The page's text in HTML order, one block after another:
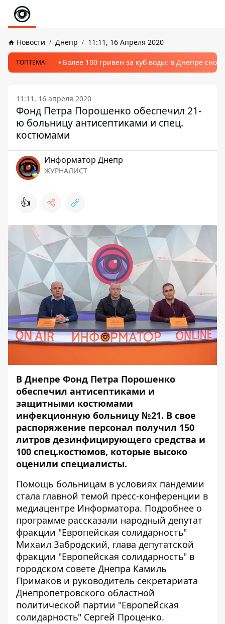
Новости Днепр 11:11, 16 Апреля 2020
ТОПТЕМА: Более 100 гривен за куб воды: в Днепре
11:11, 16 апреля 2020
Фонд Петра Порошенко обеспечил 21-
ю больницу антисептиками и спец.
костюмами
Информатор Днепр
ЖУРНАЛИСТ
👍
В Днепре Фонд Петра Порошенко
обеспечил антисептиками и
защитными костюмами
инфекционную больницу №21. В свое
распоряжение персонал получил 150
литров дезинфицирующего средства и
100 спец.костюмов, которые высоко
оценили специалисты.
Помощь больницам в условиях пандемии
стала главной темой пресс-конференции в
медиацентре Информатора. Подробнее о
программе рассказали народный депутат
фракции "Европейская солидарность"
Михаил Забродский, глава депутатской
фракции "Европейская солидарность" в
городском совете Днепра Камиль
Примаков и руководитель секретариата
Днепропетровского областной
политической партии "Европейская
солидарность" Сергей Проценко.